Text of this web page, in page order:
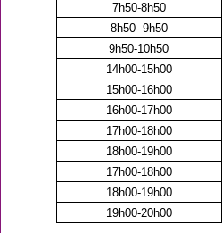
7h50-8h50
8h50- 9h50
9h50-10h50
14h00-15h00
15h00-16h00
16h00-17h00
17h00-18h00
18h00-19h00
17h00-18h00
18h00-19h00
19h00-20h00